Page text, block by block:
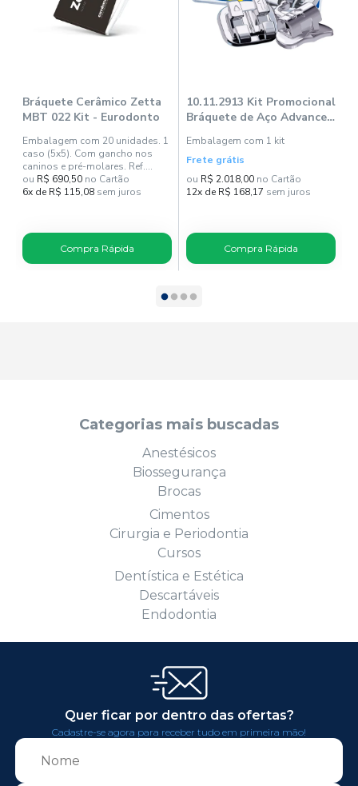
Bráquete Cerâmico Zetta
MBT 022 Kit - Eurodonto
Embalagem com 20 unidades. 1
caso (5x5). Com gancho nos
caninos e pré-molares. Ref.
21013-C-P.
ou R$ 690,50 no Cartão
6x de R$ 115,08 sem juros
Compra Rápida
10.11.2913 Kit Promocional
Bráquete de Aço Advanced
Tubos Grátis - Orthome
Embalagem com 1 kit
Frete grátis
ou R$ 2.018,00 no Cartão
12x de R$ 168,17 sem juros
Compra Rápida
Categorias mais buscadas
Anestésicos
Biossegurança
Brocas
Cimentos
Cirurgia e Periodontia
Cursos
Dentística e Estética
Descartáveis
Endodontia
Quer ficar por dentro das ofertas?
Cadastre-se agora para receber tudo em primeira mão!